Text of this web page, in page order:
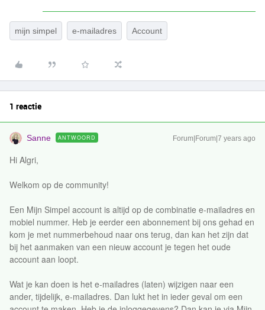
mijn simpel e-mailadres Account
1 reactie
Sanne ANTWOORD Forum|Forum|7 years ago
Hi Algri,
Welkom op de community!
Een Mijn Simpel account is altijd op de combinatie e-mailadres en
mobiel nummer. Heb je eerder een abonnement bij ons gehad en
kom je met nummerbehoud naar ons terug, dan kan het zijn dat
bij het aanmaken van een nieuw account je tegen het oude
account aan loopt.
Wat je kan doen is het e-mailadres (laten) wijzigen naar een
ander, tijdelijk, e-mailadres. Dan lukt het in ieder geval om een